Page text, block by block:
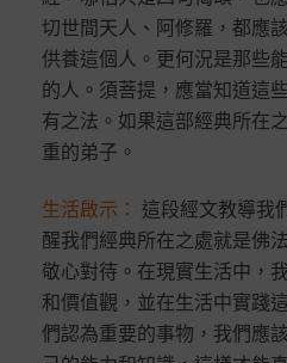
切世間天人、阿修羅，都應
供養這個人。更何況是那些
的人。須菩提，應當知道這
有之法。如果這部經典所在
重的弟子。
生活啟示 ： 這段經文教導我
醒我們經典所在之處就是佛
敬心對待。在現實生活中，
和價值觀，並在生活中實踐
們認為重要的事物，我們應